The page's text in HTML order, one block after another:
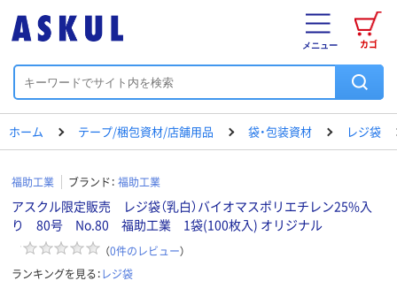
カゴ
メニュー
ホーム テープ/梱包資材/店舗用品 袋・包装資材 レジ袋
福助工業 ブランド： 福助工業
アスクル限定販売 レジ袋（乳白）バイオマスポリエチレン25%入
り 80号 No.80 福助工業 1袋(100枚入) オリジナル
（0件のレビュー）
ランキングを見る：レジ袋